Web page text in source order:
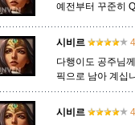
예전부터 꾸준히
시비르
다행이도 공주님
픽으로 남아 계십
시비르